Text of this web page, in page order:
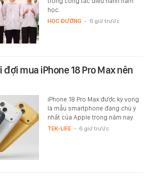
học.
HỌC ĐƯỜNG - 6 giờ trước
mua iPhone 18 Pro Max nên
iPhone 18 Pro Max được kỳ vọng
là mẫu smartphone đáng chú ý
nhất của Apple trong năm nay.
TEK-LIFE - 6 giờ trước